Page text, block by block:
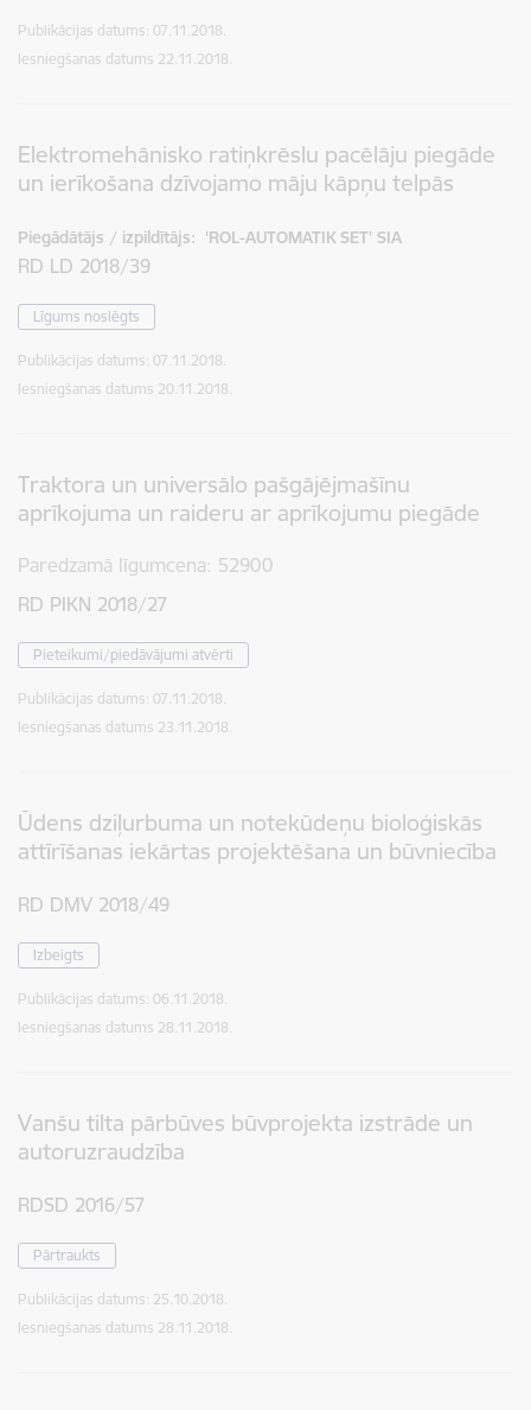
Publikācijas datums: 07.11.2018.
Iesniegšanas datums 22.11.2018.
Elektromehānisko ratiņkrēslu pacēlāju piegāde
un ierīkošana dzīvojamo māju kāpņu telpās
Piegādātājs / izpildītājs: 'ROL-AUTOMATIK SET' SIA
RD LD 2018/39
Līgums noslēgts
Publikācijas datums: 07.11.2018.
Iesniegšanas datums 20.11.2018.
Traktora un universālo pašgājējmašīnu
aprīkojuma un raideru ar aprīkojumu piegāde
Paredzamā līgumcena 52900
RD PIKN 2018/27
Pieteikumi/piedāvājumi atvērti
Publikācijas datums: 07.11.2018.
Iesniegšanas datums 23.11.2018.
Ūdens dziļurbuma un notekūdeņu bioloģiskās
attīrīšanas iekārtas projektēšana un būvniecība
RD DMV 2018/49
Izbeigts
Publikācijas datums: 06.11.2018.
Iesniegšanas datums 28.11.2018.
Vanšu tilta pārbūves būvprojekta izstrāde un
autoruzraudzība
RDSD 2016/57
Pārtraukts
Publikācijas datums: 25.10.2018.
Iesniegšanas datums 28.11.2018.